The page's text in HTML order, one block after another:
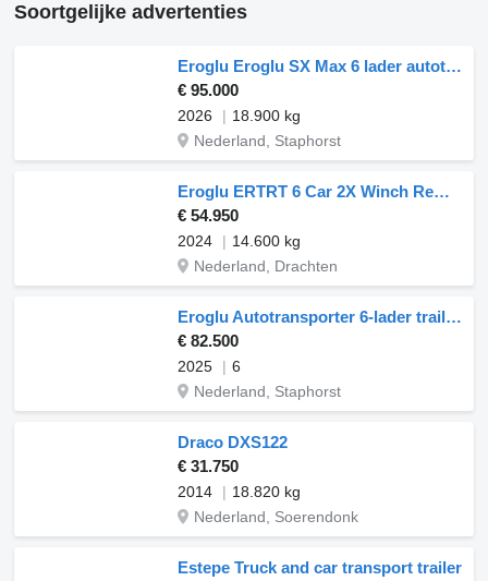
Soortgelijke advertenties
Eroglu Eroglu SX Max 6 lader autotransporter
€ 95.000
2026
18.900 kg
Nederland, Staphorst
Eroglu ERTRT 6 Car 2X Winch Remote 2024!! Trailer
€ 54.950
2024
14.600 kg
Nederland, Drachten
Eroglu Autotransporter 6-lader trailer, direct inzetbaar
€ 82.500
2025
6
Nederland, Staphorst
Draco DXS122
€ 31.750
2014
18.820 kg
Nederland, Soerendonk
Estepe Truck and car transport trailer